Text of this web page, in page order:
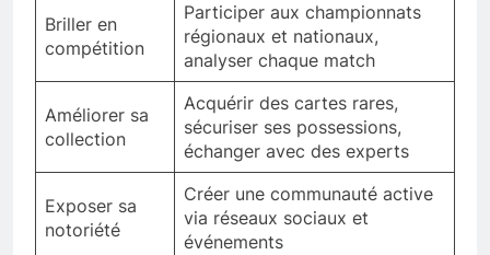
Briller en
compétition
Participer aux championnats
régionaux et nationaux,
analyser chaque match
Améliorer sa
collection
Acquérir des cartes rares,
sécuriser ses possessions,
échanger avec des experts
Exposer sa
notoriété
Créer une communauté active
via réseaux sociaux et
événements